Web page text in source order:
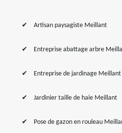
Artisan paysagiste Meillant
Entreprise abattage arbre
Entreprise de jardinage Meillant
Jardinier taille de haie Meillant
Pose de gazon en rouleau